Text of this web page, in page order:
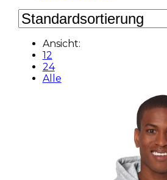
Ansicht:
12
24
Alle